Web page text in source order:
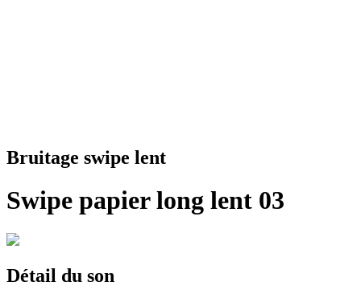
Bruitage swipe lent
Swipe papier long lent 03
Détail du son